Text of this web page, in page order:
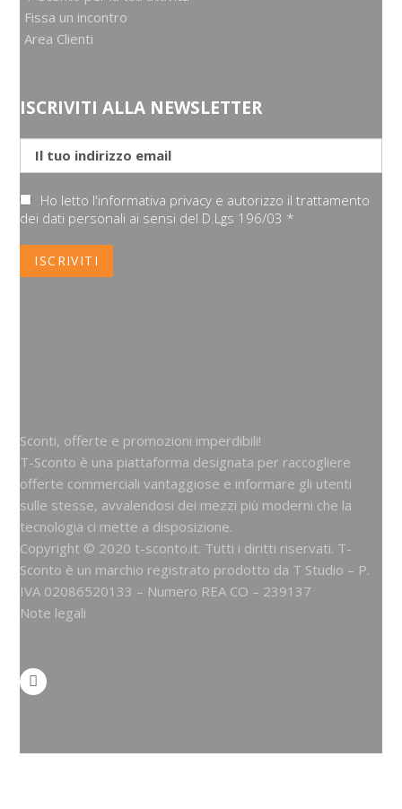
Fissa un incontro
Area Clienti
ISCRIVITI ALLA NEWSLETTER
Ho letto l'informativa privacy e autorizzo il trattamento
dei dati personali ai sensi del D.Lgs 196/03 *
Sconti, offerte e promozioni imperdibili!
T-Sconto è una piattaforma designata per raccogliere
offerte commerciali vantaggiose e informare gli utenti
sulle stesse, avvalendosi dei mezzi più moderni che la
tecnologia ci mette a disposizione.
Copyright © 2020 t-sconto.it. Tutti i diritti riservati. T-
Sconto è un marchio registrato prodotto da T Studio – P.
IVA 02086520133 – Numero REA CO – 239137
Note legali